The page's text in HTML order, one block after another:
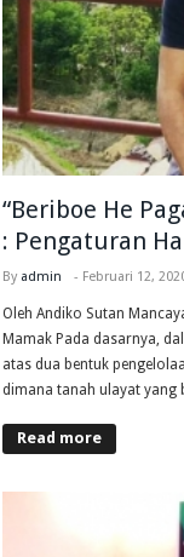
“Beriboe He
: Pengaturan
By admin - Februari 12,
Oleh Andiko Sutan
Mamak Pada dasarnya,
atas dua bentuk
dimana tanah ulayat yang
Read more